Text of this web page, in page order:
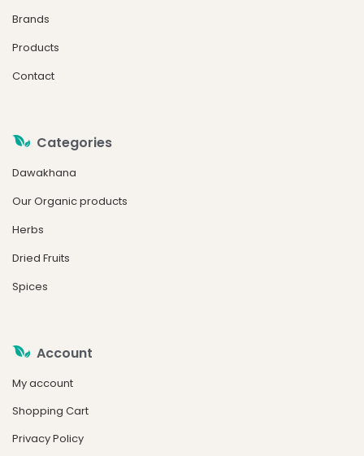
Brands
Products
Contact
Categories
Dawakhana
Our Organic products
Herbs
Dried Fruits
Spices
Account
My account
Shopping Cart
Privacy Policy